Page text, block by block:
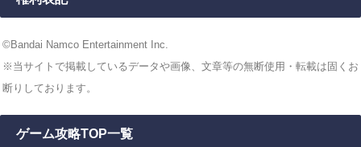
©Bandai Namco Entertainment Inc.
※当サイトで掲載しているデータや画像、文章等の無断使用・転載は固くお
断りしております。
ゲーム攻略TOP一覧